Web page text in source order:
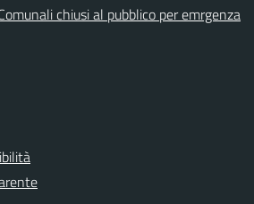
chiusi al pubblico per emrgenza